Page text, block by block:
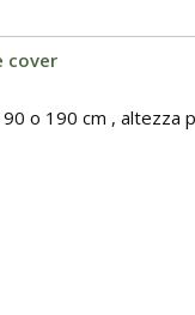
cover
o 190 cm , altezza